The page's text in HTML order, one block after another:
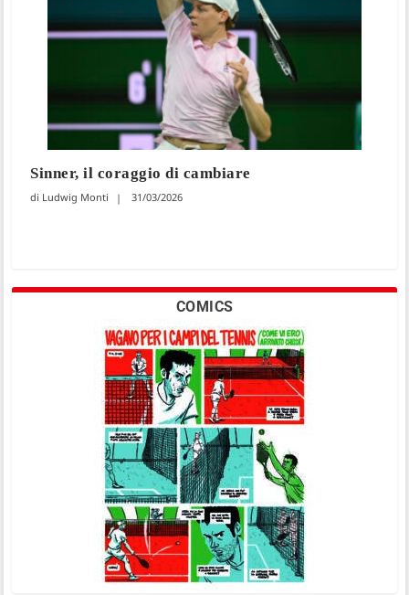
Sinner, il coraggio di cambiare
Ludwig Monti 31/03/2026
COMICS